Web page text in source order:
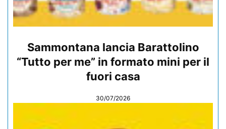
Sammontana lancia Barattolino
“Tutto per me” in formato mini per il
fuori casa
30/07/2026